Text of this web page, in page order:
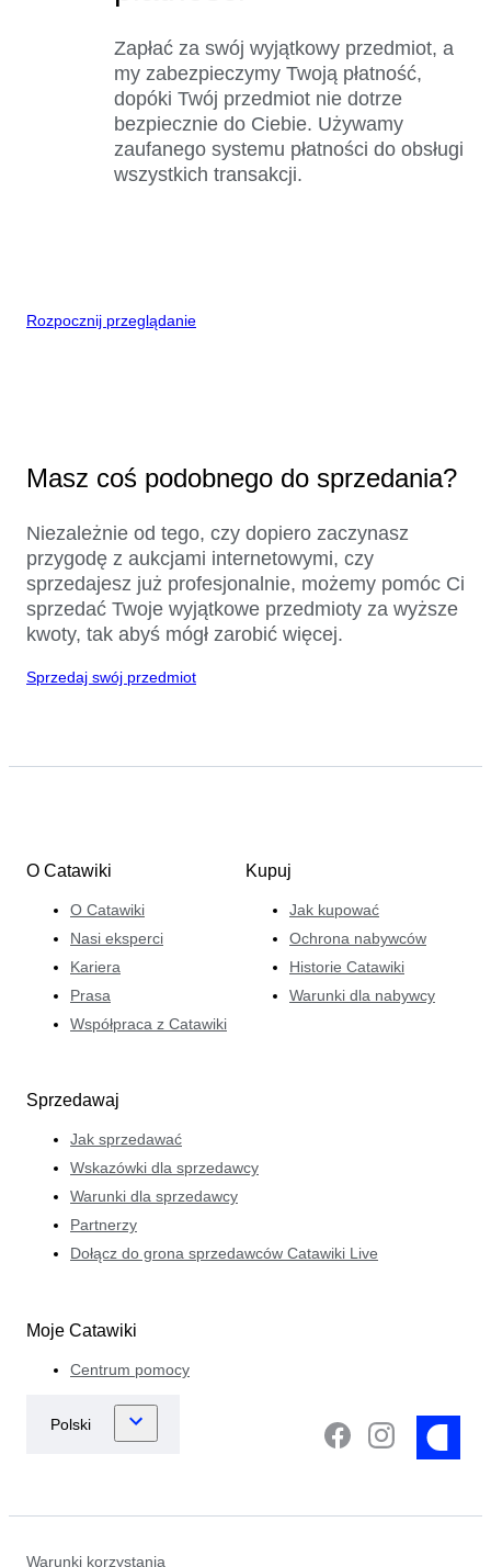
Zapłać za swój wyjątkowy przedmiot, a
my zabezpieczymy Twoją płatność,
dopóki Twój przedmiot nie dotrze
bezpiecznie do Ciebie. Używamy
zaufanego systemu płatności do obsługi
wszystkich transakcji.
Rozpocznij przeglądanie
Masz coś podobnego do sprzedania?
Niezależnie od tego, czy dopiero zaczynasz
przygodę z aukcjami internetowymi, czy
sprzedajesz już profesjonalnie, możemy pomóc Ci
sprzedać Twoje wyjątkowe przedmioty za wyższe
kwoty, tak abyś mógł zarobić więcej.
Sprzedaj swój przedmiot
O Catawiki
O Catawiki
Nasi eksperci
Kariera
Prasa
Współpraca z Catawiki
Kupuj
Jak kupować
Ochrona nabywców
Historie Catawiki
Warunki dla nabywcy
Sprzedawaj
Jak sprzedawać
Wskazówki dla sprzedawcy
Warunki dla sprzedawcy
Partnerzy
Dołącz do grona sprzedawców Catawiki Live
Moje Catawiki
Centrum pomocy
Warunki korzystania